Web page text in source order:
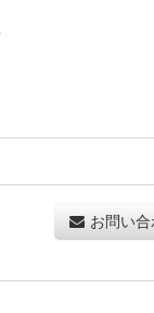
お問い